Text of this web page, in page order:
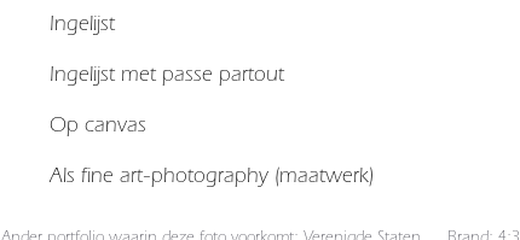
Ingelijst
Ingelijst met passe partout
Op canvas
Als fine art-photography (maatwerk)